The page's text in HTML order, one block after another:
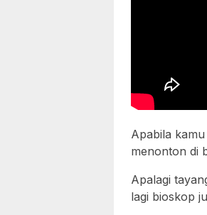
Apabila
menonton di
Apalagi
lagi bioskop